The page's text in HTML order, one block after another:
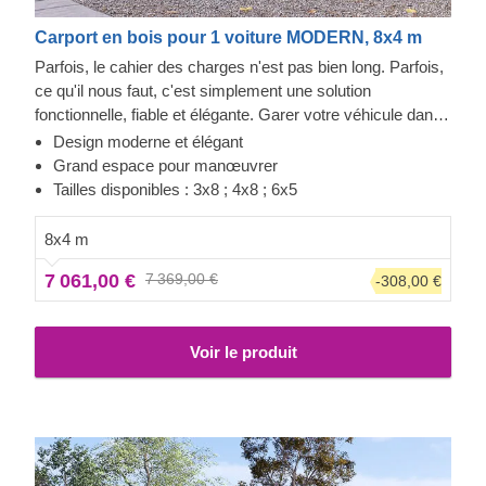
Carport en bois pour 1 voiture MODERN, 8x4 m
Parfois, le cahier des charges n'est pas bien long. Parfois,
ce qu'il nous faut, c'est simplement une solution
fonctionnelle, fiable et élégante. Garer votre véhicule dans
cette structure peut se faire tous les jours, grâce à ce
parking couvert avec stockage. Fabriqué en bois de
conifère à croissance lente, le MODERN offre une
côté de la voiture donnant sur un espace de stockage. Ces
7m² supplémentaires peuvent être d'une aide précieuse
pour ranger pneus de rechanges, outils ou vélos. Une offre
deux-en-un, mais assurez-vous de considérer également
notre autres tailles !
Design moderne et élégant
Grand espace pour manœuvrer
Tailles disponibles : 3x8 ; 4x8 ; 6x5
8x4 m
7 061,00 € 7 369,00 € -308,00 €
Voir le produit